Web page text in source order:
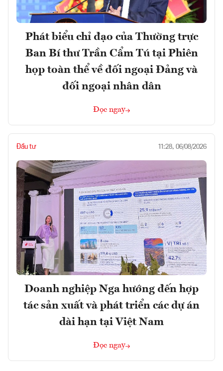
Phát biểu chỉ đạo của Thường trực
Ban Bí thư Trần Cẩm Tú tại Phiên
họp toàn thể về đối ngoại Đảng và
đối ngoại nhân dân
Đọc ngay
Đầu tư 11:28, 06/08/2026
Doanh nghiệp Nga hướng đến hợp
tác sản xuất và phát triển các dự án
dài hạn tại Việt Nam
Đọc ngay